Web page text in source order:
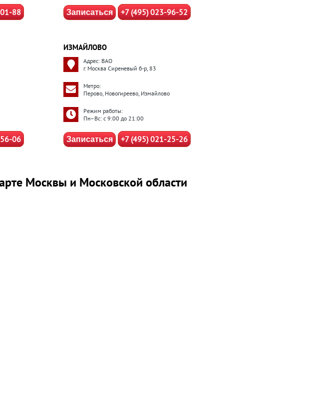
88 Записаться +7 (495) 023-96-52
06
ИЗМАЙЛОВО
Адрес: ВАО
г. Москва Сиреневый б-р, 83
Метро:
Перово, Новогиреево, Измайлово
Режим работы:
Пн–Вс: с 9:00 до 21:00
Записаться +7 (495) 021-25-26
Москвы и Московской области